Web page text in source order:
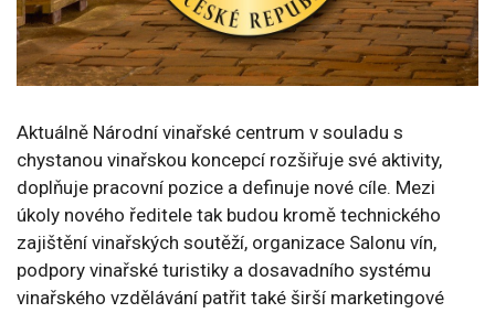
Aktuálně Národní vinařské centrum v souladu s
chystanou vinařskou koncepcí rozšiřuje své aktivity,
doplňuje pracovní pozice a definuje nové cíle. Mezi
úkoly nového ředitele tak budou kromě technického
zajištění vinařských soutěží, organizace Salonu vín,
podpory vinařské turistiky a dosavadního systému
vinařského vzdělávání patřit také širší marketingové